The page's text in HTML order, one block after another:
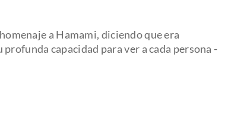
a Hamami, diciendo que era
profunda capacidad para ver a cada persona -